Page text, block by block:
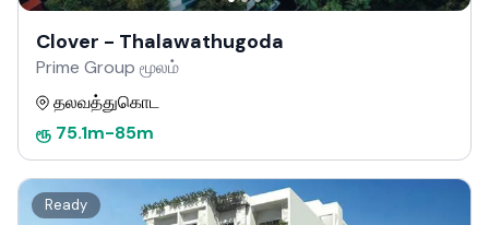
Clover - Thalawathugoda
Prime Group மூலம்
தலவத்துகொட
ரூ 75.1m-85m
Ready